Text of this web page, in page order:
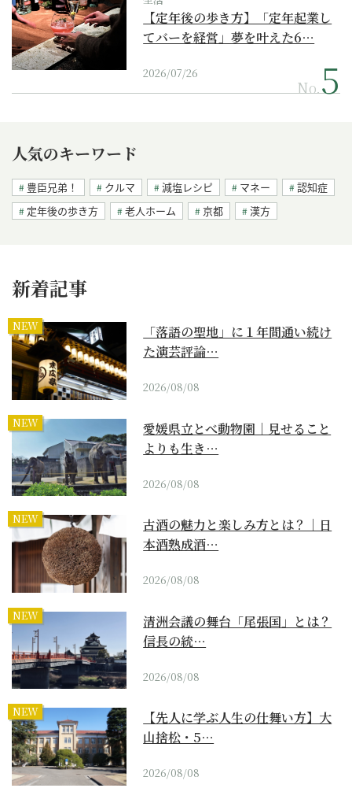
【定年後の歩き方】「定年起業し
てバーを経営」夢を叶えた6…
2026/07/26
No.
人気のキーワード
豊臣兄弟！ クルマ 減塩レシピ マネー
認知症
定年後の歩き方
老人ホーム 京都 漢方
新着記事
NEW
「落語の聖地」に１年間通い続け
た演芸評論…
2026/08/08
NEW
愛媛県立とべ動物園｜見せること
よりも生き…
2026/08/08
NEW
古酒の魅力と楽しみ方とは？｜日
本酒熟成酒…
2026/08/08
NEW
清洲会議の舞台「尾張国」とは？
信長の統…
2026/08/08
NEW
【先人に学ぶ人生の仕舞い方】大
山捨松・5…
2026/08/08